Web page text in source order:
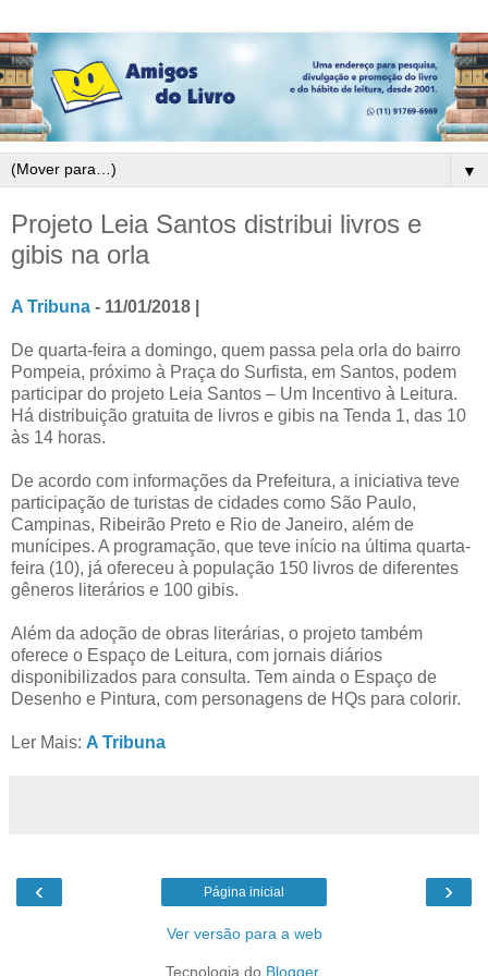
▼
Projeto Leia Santos distribui livros e
gibis na orla
A Tribuna - 11/01/2018 |
De quarta-feira a domingo, quem passa pela orla do bairro
Pompeia, próximo à Praça do Surfista, em Santos, podem
participar do projeto Leia Santos – Um Incentivo à Leitura.
Há distribuição gratuita de livros e gibis na Tenda 1, das 10
às 14 horas.
De acordo com informações da Prefeitura, a iniciativa teve
participação de turistas de cidades como São Paulo,
Campinas, Ribeirão Preto e Rio de Janeiro, além de
munícipes. A programação, que teve início na última quarta-
feira (10), já ofereceu à população 150 livros de diferentes
gêneros literários e 100 gibis.
Além da adoção de obras literárias, o projeto também
oferece o Espaço de Leitura, com jornais diários
disponibilizados para consulta. Tem ainda o Espaço de
Desenho e Pintura, com personagens de HQs para colorir.
Ler Mais: A Tribuna
‹ ›
Página inicial
Ver versão para a web
Tecnologia do Blogger.